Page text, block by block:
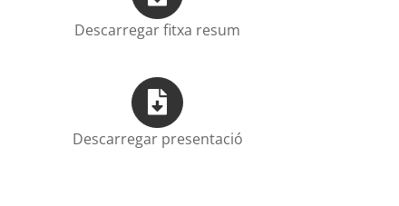
Descarregar fitxa resum
Descarregar presentació